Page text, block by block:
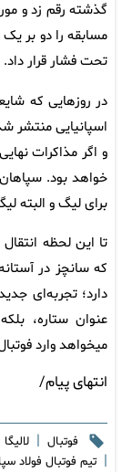
گذشته رقم زد و
مسابقه را دو بر
تحت فشار قرار داد.
در روزهایی که
اسپانیایی منتشر
و اگر مذاکرات
خواهد بود.
برای لیگ و البته
تا این لحظه
که سانچز در
دارد؛ تجربه‌ای
عنوان ستاره،
میخواهد وارد
انتهای پیام/
فوتبال | لالیگا
| تیم فوتبال فولاد